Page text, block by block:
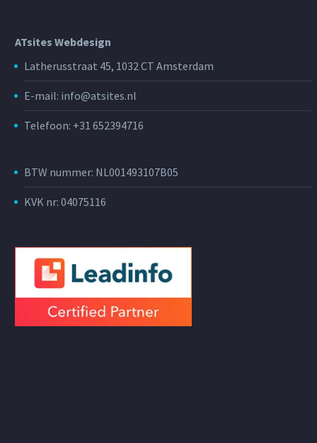
ATsites Webdesign
Latherusstraat 45, 1032 CT Amsterdam
E-mail: info@atsites.nl
Telefoon: +31 652394716
BTW nummer: NL001493107B05
KVK nr: 04075116